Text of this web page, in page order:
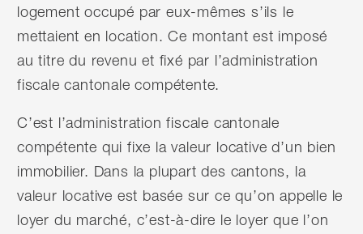
logement occupé par eux-mêmes s’ils le
mettaient en location. Ce montant est imposé
au titre du revenu et fixé par l’administration
fiscale cantonale compétente.
C’est l’administration fiscale cantonale
compétente qui fixe la valeur locative d’un bien
immobilier. Dans la plupart des cantons, la
valeur locative est basée sur ce qu’on appelle le
loyer du marché, c’est-à-dire le loyer que l’on